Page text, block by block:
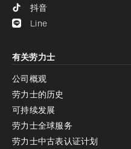
抖音
Line
有关劳力士
公司概观
劳力士的历史
可持续发展
劳力士全球服务
劳力士中古表认证计划